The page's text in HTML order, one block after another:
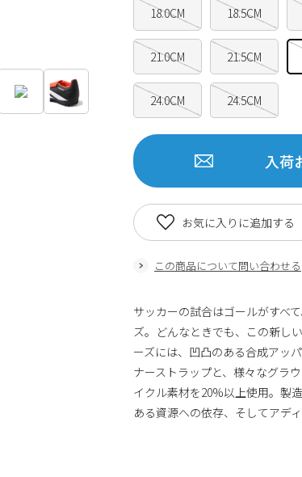
18.0CM 18.5CM
21.0CM 21.5CM
24.0CM 24.5CM
入荷
この商品について問い合わせる
お気に入りに追加する
サッカーの試合はゴールがすべ
ズ。どんなときでも、この新し
ーズには、凹凸のある合成アッ
ナーストラップと、様々なグラ
イクル素材を20%以上使用。製
ある資源への依存、そしてアデ